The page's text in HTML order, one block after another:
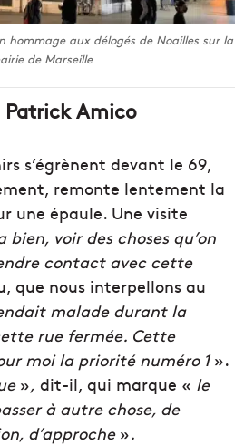
hommage aux délogés de Noailles sur la
de Marseille
Patrick Amico
s’égrènent devant le 69,
remonte lentement la
une épaule. Une visite
voir des choses qu’on
contact avec cette
que nous interpellons au
malade durant la
rue fermée. Cette
moi la priorité numéro 1».
», dit-il, qui marque « le
à autre chose, de
d’approche ».